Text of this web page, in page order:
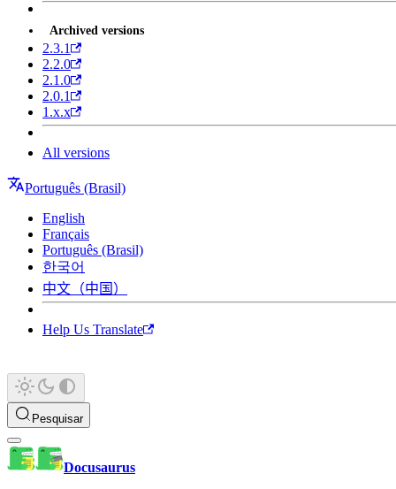
Archived versions
2.3.1
2.2.0
2.1.0
2.0.1
1.x.x
All versions
Português (Brasil)
English
Français
Português (Brasil)
한국어
中文（中国）
Help Us Translate
Pesquisar
Docusaurus